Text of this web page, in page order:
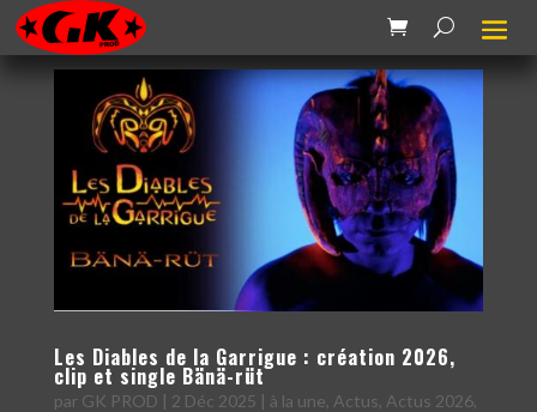
Les Diables de la Garrigue : création 2026,
clip et single Bänä-rüt
par GK PROD | 2 Déc 2025 | à la une Actus Actus 2026,